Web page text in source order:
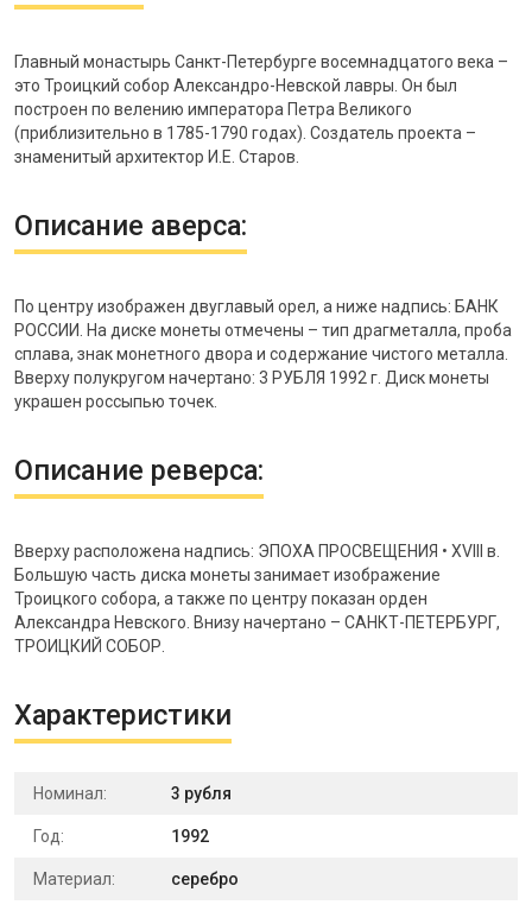
Главный монастырь Санкт-Петербурге восемнадцатого века –
это Троицкий собор Александро-Невской лавры. Он был
построен по велению императора Петра Великого
(приблизительно в 1785-1790 годах). Создатель проекта –
знаменитый архитектор И.Е. Старов.
Описание аверса:
По центру изображен двуглавый орел, а ниже надпись: БАНК
РОССИИ. На диске монеты отмечены – тип драгметалла, проба
сплава, знак монетного двора и содержание чистого металла.
Вверху полукругом начертано: 3 РУБЛЯ 1992 г. Диск монеты
украшен россыпью точек.
Описание реверса:
Вверху расположена надпись: ЭПОХА ПРОСВЕЩЕНИЯ • XVIII в.
Большую часть диска монеты занимает изображение
Троицкого собора, а также по центру показан орден
Александра Невского. Внизу начертано – САНКТ-ПЕТЕРБУРГ,
ТРОИЦКИЙ СОБОР.
Характеристики
Номинал: 3 рубля
Год: 1992
Материал: серебро